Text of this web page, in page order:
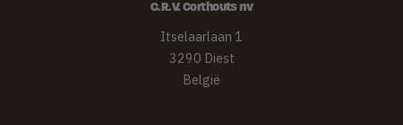
C.R.V. Corthouts nv
Itselaarlaan 1
3290 Diest
België